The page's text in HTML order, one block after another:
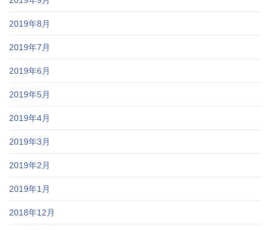
2019年8月
2019年7月
2019年6月
2019年5月
2019年4月
2019年3月
2019年2月
2019年1月
2018年12月